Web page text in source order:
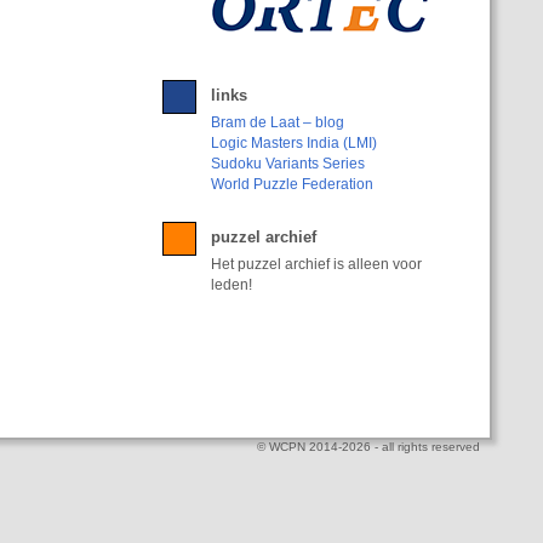
links
Bram de Laat – blog
Logic Masters India (LMI)
Sudoku Variants Series
World Puzzle Federation
puzzel archief
Het puzzel archief is alleen voor
leden!
© WCPN 2014-2026 - all rights reserved